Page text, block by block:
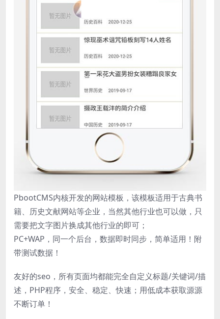
PbootCMS内核开发的网站模板，该模板适用于古典书
籍、历史文献网站等企业，当然其他行业也可以做，只
需要把文字图片换成其他行业的即可；
PC+WAP，同一个后台，数据即时同步，简单适用！附
带测试数据！
友好的seo，所有页面均都能完全自定义标题/关键词/描
述，PHP程序，安全、稳定、快速；用低成本获取源源
不断订单！